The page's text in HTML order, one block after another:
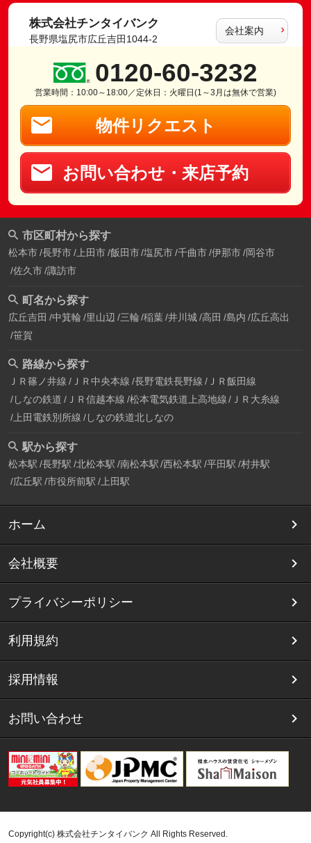
株式会社チンタイバンク
長野県塩尻市広丘吉田1044-2
会社案内
0120-60-3232
営業時間：10:00～18:00／定休日：火曜日(1～3月は無休で営業)
物件リクエスト
お問い合わせ・来店予約
市区町村から探す
松本市 長野市 上田市 飯田市 塩尻市 千曲市 伊那市 岡谷市
佐久市 諏訪市
町名から探す
広丘吉田 中箕輪 里山辺 三輪 稲葉 井川城 高田 島内 広丘高出
笹賀
路線から探す
ＪＲ篠ノ井線 ＪＲ中央本線 長野電鉄長野線 ＪＲ飯田線
しなの鉄道 ＪＲ信越本線 松本電気鉄道上高地線
ＪＲ大糸線
上田電鉄別所線 しなの鉄道北しなの
駅から探す
松本駅 長野駅 北松本駅 南松本駅 西松本駅 平田駅 村井駅
広丘駅 市役所前駅 上田駅
ホーム
会社概要
プライバシーポリシー
利用規約
採用情報
お問い合わせ
Copyright(c) 株式会社チンタイバンク All Rights Reserved.